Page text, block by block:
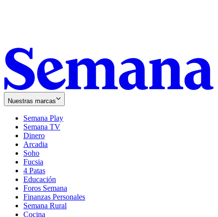
Nuestras marcas
Semana Play
Semana TV
Dinero
Arcadia
Soho
in
new
window
Fucsia
in
new
window
4 Patas
Educación
Foros Semana
Finanzas Personales
Semana Rural
Cocina